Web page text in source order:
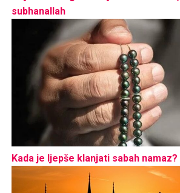
subhanallah
Kada je ljepše klanjati sabah namaz?